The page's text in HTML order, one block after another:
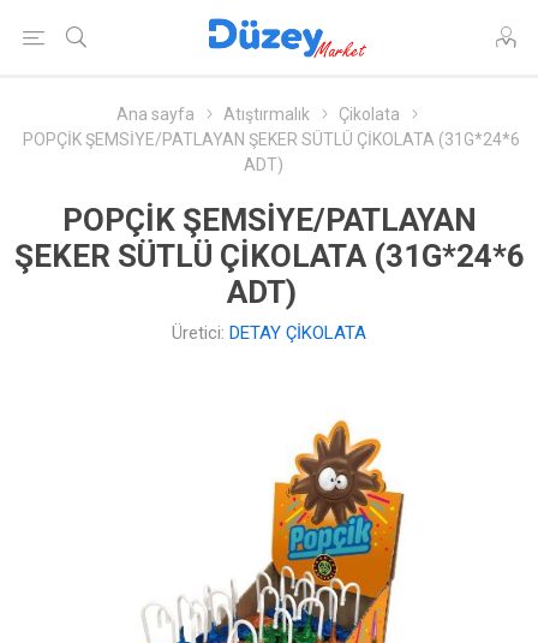
Ana sayfa Atıştırmalık
Çikolata
POPÇİK ŞEMSİYE/PATLAYAN ŞEKER SÜTLÜ ÇİKOLATA (31G*24*6
ADT)
POPÇİK ŞEMSİYE/PATLAYAN
ŞEKER SÜTLÜ ÇİKOLATA (31G*24*6
ADT)
Üretici: DETAY ÇİKOLATA